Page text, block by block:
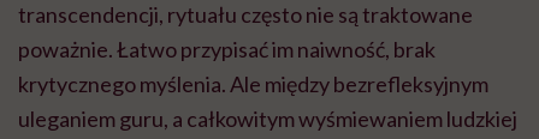
transcendencji, rytuału często nie są traktowane
poważnie. Łatwo przypisać im naiwność, brak
krytycznego myślenia. Ale między bezrefleksyjnym
uleganiem guru, a całkowitym wyśmiewaniem ludzkiej